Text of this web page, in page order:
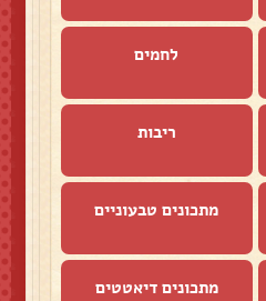
לחמים
ריבות
מתכונים טבעוניים
מתכונים דיאטטים